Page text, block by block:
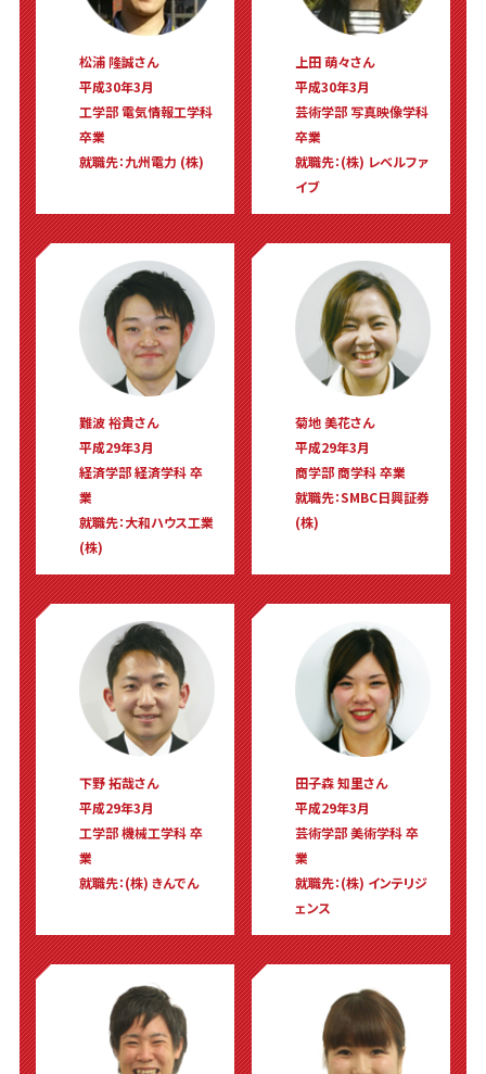
松浦 隆誠さん
平成30年3月
工学部 電気情報工学科
卒業
就職先：九州電力 (株)
上田 萌々さん
平成30年3月
芸術学部 写真映像学科
卒業
就職先：(株) レベルファ
イブ
難波 裕貴さん
平成29年3月
経済学部 経済学科 卒
業
就職先：大和ハウス工業
(株)
菊地 美花さん
平成29年3月
商学部 商学科 卒業
就職先：SMBC日興証券
(株)
下野 拓哉さん
平成29年3月
工学部 機械工学科 卒
業
就職先：(株) きんでん
田子森 知里さん
平成29年3月
芸術学部 美術学科 卒
業
就職先：(株) インテリジ
ェンス